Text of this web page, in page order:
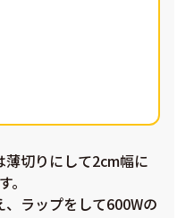
薄切りにして2cm幅に
ラップをして600Wの